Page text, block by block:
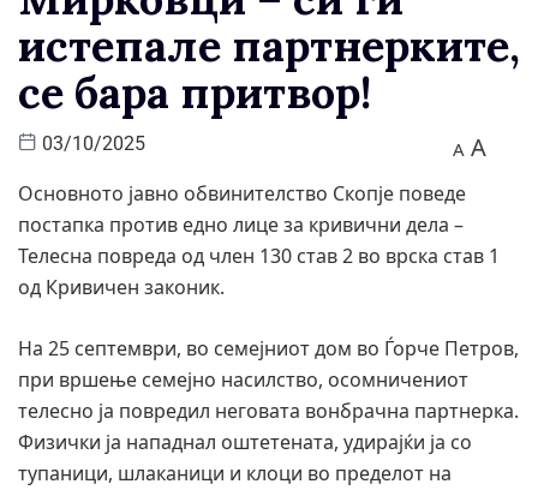
истепале партнерките,
се бара притвор!
03/10/2025 A A
Основното јавно обвинителство Скопје поведе
постапка против едно лице за кривични дела –
Телесна повреда од член 130 став 2 во врска став 1
од Кривичен законик.
На 25 септември, во семејниот дом во Ѓорче Петров,
при вршење семејно насилство, осомничениот
телесно ја повредил неговата вонбрачна партнерка.
Физички ја нападнал оштетената, удирајќи ја со
тупаници, шлаканици и клоци во пределот на